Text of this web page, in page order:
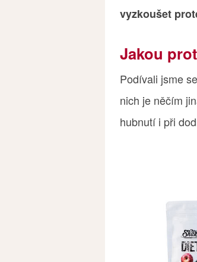
vyzkoušet
Jakou
Podívali jsme
nich je něčím
hubnutí i při